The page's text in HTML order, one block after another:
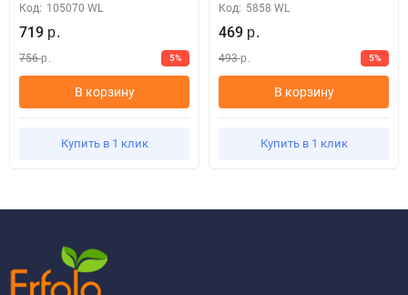
Код: 105070 WL
719 р.
756р. 5%
В корзину
Купить в 1 клик
Код: 5858 WL
469 р.
493р. 5%
В корзину
Купить в 1 клик